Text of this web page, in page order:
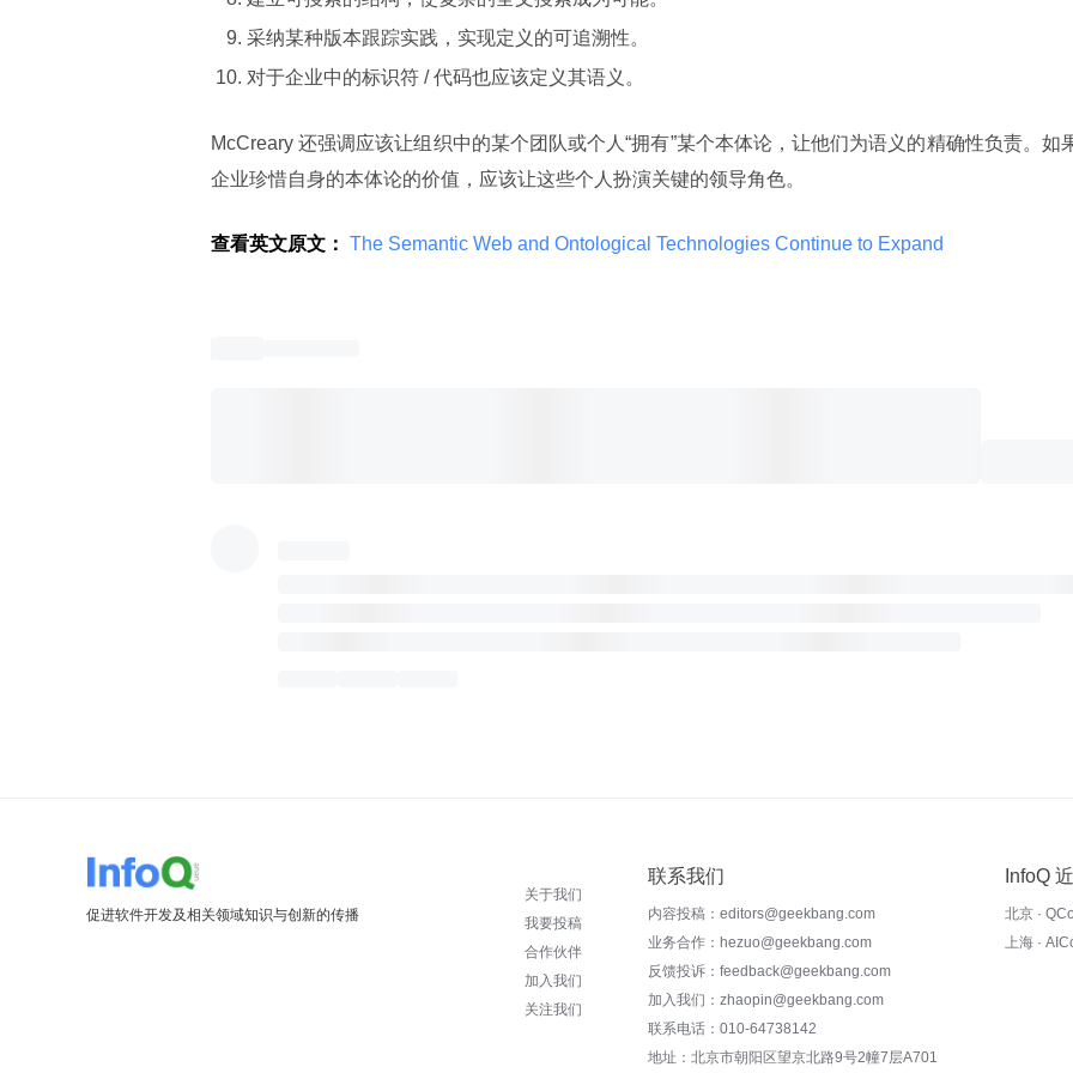
采纳某种版本跟踪实践，实现定义的可追溯性。
对于企业中的标识符 / 代码也应该定义其语义。
McCreary 还强调应该让组织中的某个团队或个人“拥有”某个本体论，让他们为语义的精确性负责。如
企业珍惜自身的本体论的价值，应该让这些个人扮演关键的领导角色。
查看英文原文： The Semantic Web and Ontological Technologies Continue to Expand
促进软件开发及相关领域知识与创新的传播
关于我们
我要投稿
合作伙伴
加入我们
关注我们
联系我们
内容投稿：editors@geekbang.com
业务合作：hezuo@geekbang.com
反馈投诉：feedback@geekbang.com
加入我们：zhaopin@geekbang.com
联系电话：010-64738142
地址：北京市朝阳区望京北路9号2幢7层A701
InfoQ
北京 ·
上海 ·